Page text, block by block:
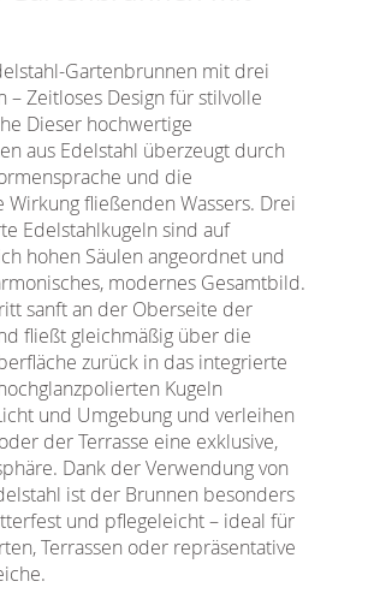
Gartenbrunnen mit drei
– Zeitloses Design für stilvolle
Dieser hochwertige
aus Edelstahl überzeugt durch
und die
Wirkung fließenden Wassers. Drei
Edelstahlkugeln sind auf
hohen Säulen angeordnet und
modernes Gesamtbild.
sanft an der Oberseite der
fließt gleichmäßig über die
zurück in das integrierte
Kugeln
und Umgebung und verleihen
der Terrasse eine exklusive,
Dank der Verwendung von
ist der Brunnen besonders
und pflegeleicht – ideal für
Terrassen oder repräsentative